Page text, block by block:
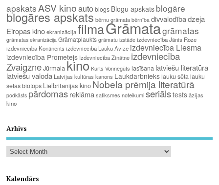
apskats ASV kinoauto blogs Blogu apskats blogāre
blogāres apskats bērnu grāmata bērnība divvalodībadzeja
Eiropas kino ekranizācija filmaGrāmatagrāmatas
grāmatas ekranizācija Grāmatplaukts grāmatu izstāde izdevniecība Jānis Roze
izdevniecība Kontinents izdevniecība Lauku Avīze izdevniecība Liesma
izdevniecība Prometejs Izdevniecība Zinātne izdevniecība
ZvaigzneJūrmala kino Kurts Vonnegūts lasīšana latviešu literatūra
latviešu valoda Latvijas kultūras kanons Laukdarbniekslauku sētalauku
sētas biotops Lielbritānijas kino Nobela prēmija literatūrā
podkāsts pārdomasreklāma satiksmes noteikumi seriālstests āzijas
kino
Arhīvs
Kalendārs